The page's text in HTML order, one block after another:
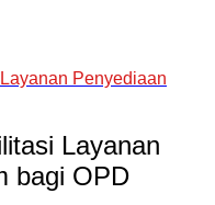
Penyediaan
Layanan
bagi OPD